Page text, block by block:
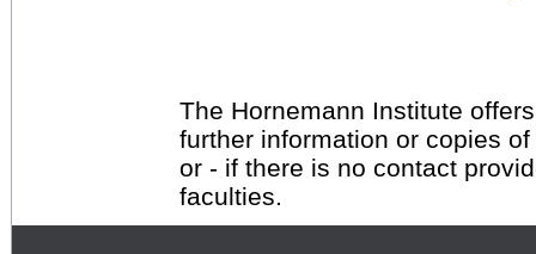
The Hornemann Institute
further information or copies
or - if there is no contact
faculties.